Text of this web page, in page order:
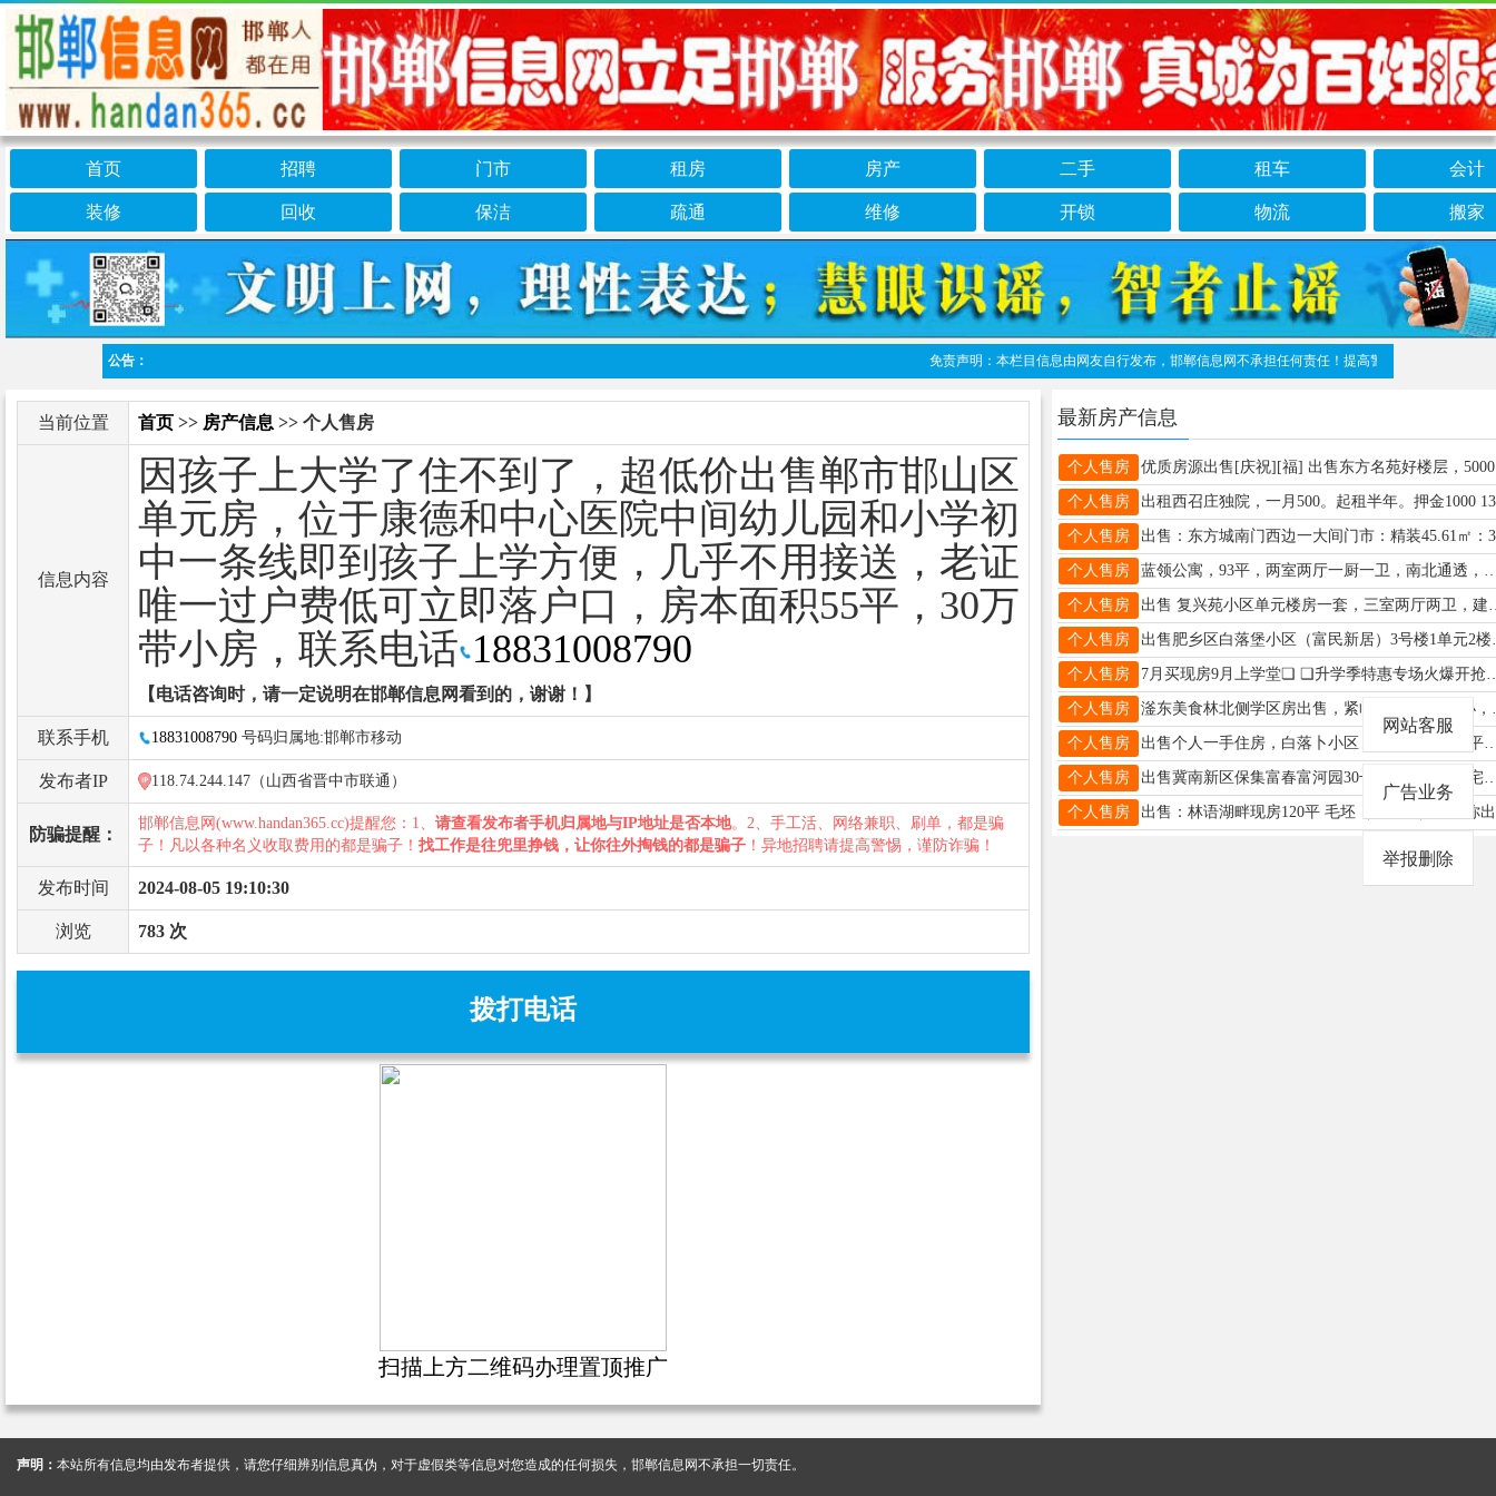
首页 招聘 门市 租房 房产 二手 租车 会计
装修 回收 保洁 疏通 维修 开锁 物流 搬家
公告： 免责声明：本栏目信息由网友自行发布，邯郸信息网不承担任何责任！提高警惕，谨防诈骗！做推广
当前位置 首页 >> 房产信息 >> 个人售房
信息内容
因孩子上大学了住不到了，超低价出售郸市邯山区
单元房，位于康德和中心医院中间幼儿园和小学初
中一条线即到孩子上学方便，几乎不用接送，老证
唯一过户费低可立即落户口，房本面积55平，30万
带小房，联系电话 18831008790
【电话咨询时，请一定说明在邯郸信息网看到的，谢谢！】
联系手机 18831008790 号码归属地:邯郸市移动
发布者IP 118.74.244.147（山西省晋中市联通）
防骗提醒：
邯郸信息网(www.handan365.cc)提醒您：1、 请查看发布者手机归属地与IP地址是否本地。2、手工活、网络兼职、刷单，都是骗
子！凡以各种名义收取费用的都是骗子！ 找工作是往兜里挣钱，让你往外掏钱的都是骗子 ！异地招聘请提高警惕，谨防诈骗！
发布时间 2024-08-05 19:10:30
浏览 783 次
拨打电话
扫描上方二维码办理置顶推广
最新房产信息
个人售房 优质房源出售[庆祝
个人售房 出
个人售房 出售：东
个人售房
个人售房
个人售房
个人售房 7月买现房9月上学堂❏ ❏升学季特惠专场火爆开抢❏ >>>>邯郸·向东
个人售房
个人售房 出售个人一手住房，白落卜小区，11号楼2层123平方，价
个人售房 出售冀南新区保集富春富河园30号楼13楼东户住宅，毛坯，
个人售房
声明： 本站所有信息均由发布者提供，请您仔细辨别信息真伪，对于虚假类等信息对您造成的任何损失，邯郸信息网不承担一切责任。
网站客服
广告业务
举报删除